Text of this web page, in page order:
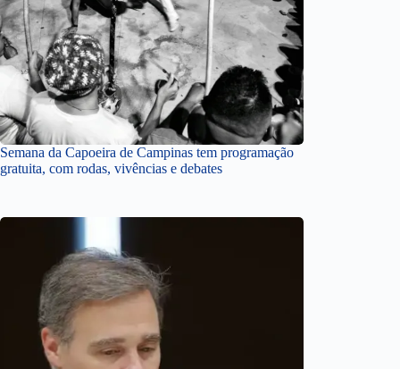
Semana da Capoeira de Campinas tem programação
gratuita, com rodas, vivências e debates